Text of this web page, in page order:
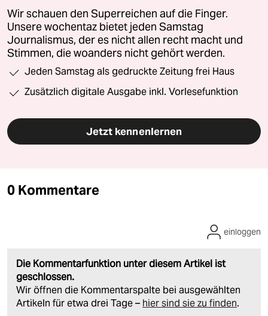
Wir schauen den Superreichen auf die Finger.
Unsere wochentaz bietet jeden Samstag
Journalismus, der es nicht allen recht macht und
Stimmen, die woanders nicht gehört werden.
Jeden Samstag als gedruckte Zeitung frei Haus
Zusätzlich digitale Ausgabe inkl. Vorlesefunktion
Jetzt kennenlernen
0 Kommentare
Die Kommentarfunktion unter diesem Artikel ist
geschlossen.
Wir öffnen die Kommentarspalte bei ausgewählten
Artikeln für etwa drei Tage – hier sind sie zu finden.
einloggen